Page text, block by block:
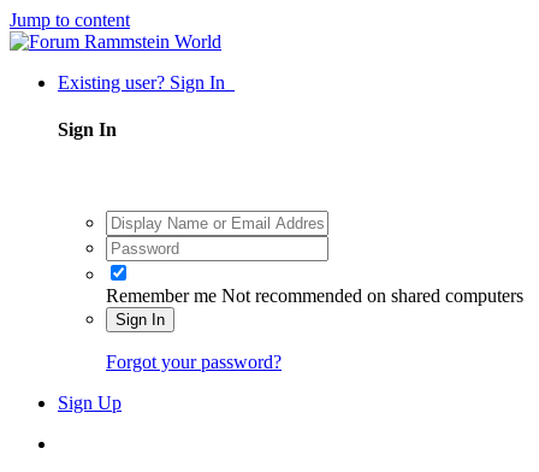
Jump to content
Existing user? Sign In
Sign In
Remember me Not recommended on shared computers
Sign In
Forgot your password?
Sign Up